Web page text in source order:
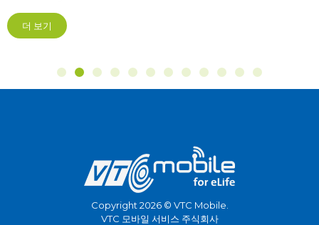
더 보기
Copyright 2026 © VTC Mobile.
VTC 모바일 서비스 주식회사